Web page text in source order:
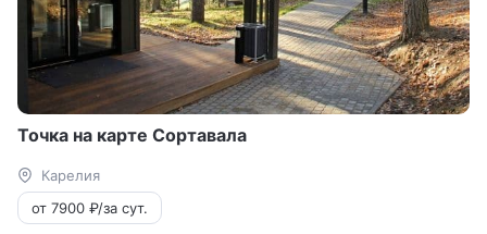
Точка на карте Сортавала
Карелия
от 7900 ₽/за сут.